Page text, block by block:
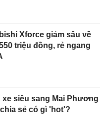
Xforce giảm sâu về
triệu đồng, rẻ ngang
xe siêu sang Mai Phương
sẻ có gì 'hot'?